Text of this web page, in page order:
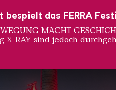
bespielt das FERRA
MACHT
RAY sind jedoch